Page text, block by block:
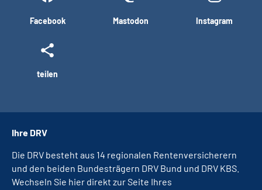
Facebook Mastodon Instagram
teilen
Ihre DRV
Die DRV besteht aus 14 regionalen Rentenversicherern
und den beiden Bundesträgern DRV Bund und DRV KBS.
Wechseln Sie hier direkt zur Seite Ihres